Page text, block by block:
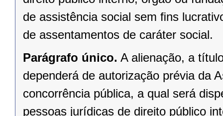
de assistência social sem ﬁns
de assentamentos de caráter social.
Parágrafo único. A alienação, a
dependerá de autorização prévia da
concorrência pública, a qual será
pessoas jurídicas de direito público